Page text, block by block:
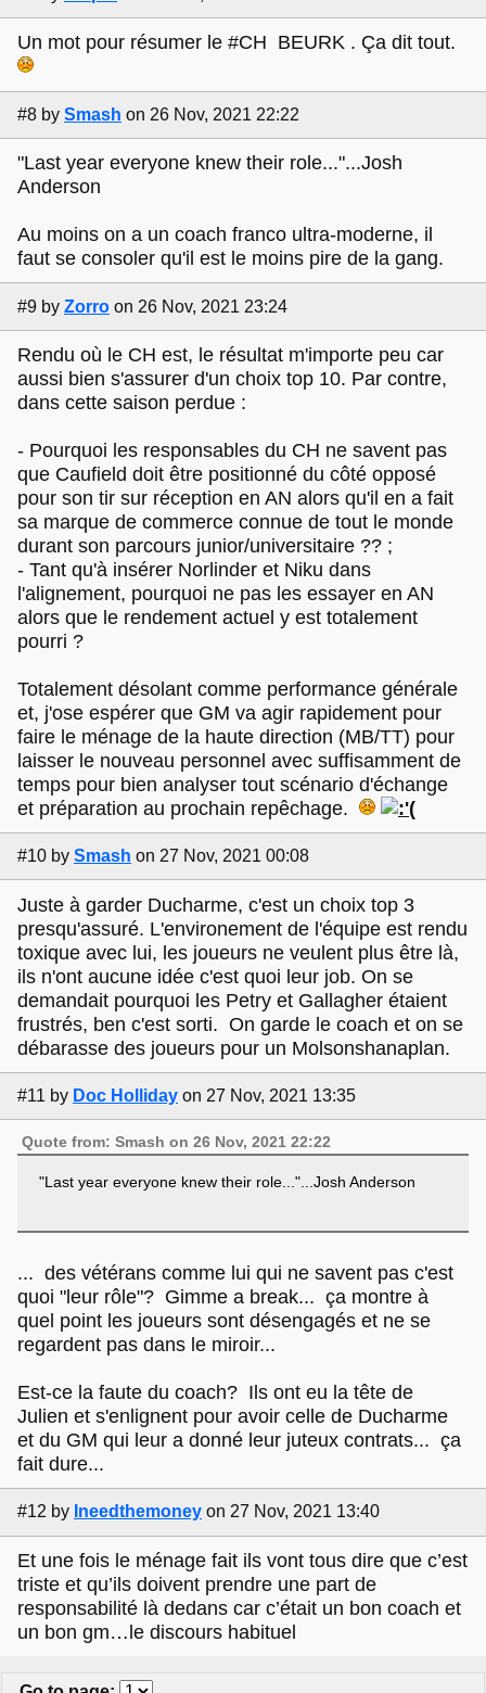
Un mot pour résumer le #CH BEURK . Ça dit tout.
#8 by Smash on 26 Nov, 2021 22:22
"Last year everyone knew their role..."...Josh
Anderson
Au moins on a un coach franco ultra-moderne, il
faut se consoler qu'il est le moins pire de la gang.
#9 by Zorro on 26 Nov, 2021 23:24
Rendu où le CH est, le résultat m'importe peu car
aussi bien s'assurer d'un choix top 10. Par contre,
dans cette saison perdue :
- Pourquoi les responsables du CH ne savent pas
que Caufield doit être positionné du côté opposé
pour son tir sur réception en AN alors qu'il en a fait
sa marque de commerce connue de tout le monde
durant son parcours junior/universitaire ?? ;
- Tant qu'à insérer Norlinder et Niku dans
l'alignement, pourquoi ne pas les essayer en AN
alors que le rendement actuel y est totalement
pourri ?
Totalement désolant comme performance générale
et, j'ose espérer que GM va agir rapidement pour
faire le ménage de la haute direction (MB/TT) pour
laisser le nouveau personnel avec suffisamment de
temps pour bien analyser tout scénario d'échange
et préparation au prochain repêchage.
#10 by Smash on 27 Nov, 2021 00:08
Juste à garder Ducharme, c'est un choix top 3
presqu'assuré. L'environement de l'équipe est rendu
toxique avec lui, les joueurs ne veulent plus être là,
ils n'ont aucune idée c'est quoi leur job. On se
demandait pourquoi les Petry et Gallagher étaient
frustrés, ben c'est sorti. On garde le coach et on se
débarasse des joueurs pour un Molsonshanaplan.
#11 by Doc Holliday on 27 Nov, 2021 13:35
Quote from: Smash on 26 Nov, 2021 22:22
"Last year everyone knew their role..."...Josh Anderson
... des vétérans comme lui qui ne savent pas c'est
quoi "leur rôle"? Gimme a break... ça montre à
quel point les joueurs sont désengagés et ne se
regardent pas dans le miroir...
Est-ce la faute du coach? Ils ont eu la tête de
Julien et s'enlignent pour avoir celle de Ducharme
et du GM qui leur a donné leur juteux contrats... ça
fait dure...
#12 by Ineedthemoney on 27 Nov, 2021 13:40
Et une fois le ménage fait ils vont tous dire que c’est
triste et qu’ils doivent prendre une part de
responsabilité là dedans car c’était un bon coach et
un bon gm…le discours habituel